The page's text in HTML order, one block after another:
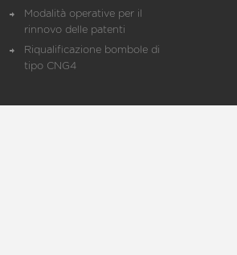
Modalità operative per il
rinnovo delle patenti
Riqualificazione bombole di
tipo CNG4